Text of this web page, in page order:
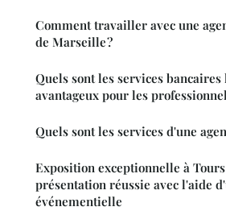
Comment travailler avec une
de Marseille ?
Quels sont les services bancaires
avantageux pour les
Quels sont les services d'une
Exposition exceptionnelle à
présentation réussie avec l'aide
événementielle